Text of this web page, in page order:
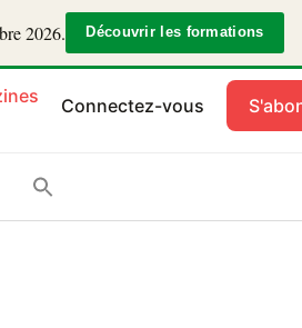
2026. Découvrir les formations
Connectez-vous